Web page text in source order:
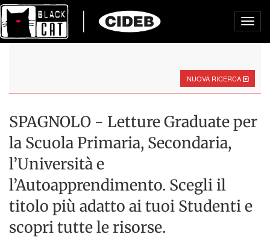
NUOVA RICERCA
SPAGNOLO - Letture Graduate per
la Scuola Primaria, Secondaria,
l’Università e
l’Autoapprendimento. Scegli il
titolo più adatto ai tuoi Studenti e
scopri tutte le risorse.